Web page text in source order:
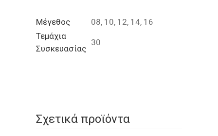
Μέγεθος
08, 10, 12, 14, 16
Τεμάχια
Συσκευασίας
30
Σχετικά προϊόντα